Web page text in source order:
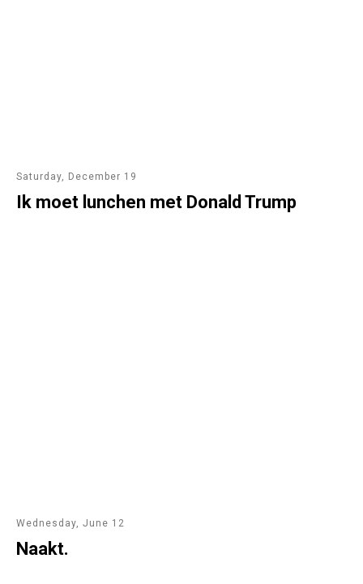
Saturday, December 19
Ik moet lunchen met Donald Trump
Wednesday, June 12
Naakt.